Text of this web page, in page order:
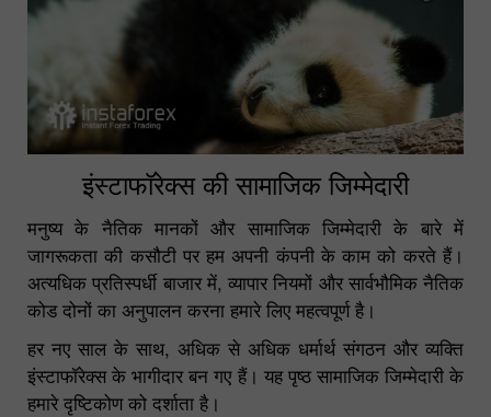
इंस्टाफॉरेक्स की सामाजिक जिम्मेदारी
मनुष्य के नैतिक मानकों और सामाजिक जिम्मेदारी के बारे में
जागरूकता की कसौटी पर हम अपनी कंपनी के काम को करते हैं।
अत्यधिक प्रतिस्पर्धी बाजार में, व्यापार नियमों और सार्वभौमिक नैतिक
कोड दोनों का अनुपालन करना हमारे लिए महत्वपूर्ण है।
हर नए साल के साथ, अधिक से अधिक धर्मार्थ संगठन और व्यक्ति
इंस्टाफॉरेक्स के भागीदार बन गए हैं। यह पृष्ठ सामाजिक जिम्मेदारी के
हमारे दृष्टिकोण को दर्शाता है।